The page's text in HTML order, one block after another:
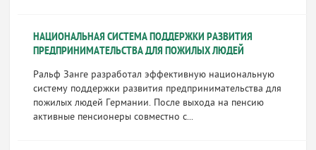
НАЦИОНАЛЬНАЯ СИСТЕМА ПОДДЕРЖКИ РАЗВИТИЯ
ПРЕДПРИНИМАТЕЛЬСТВА ДЛЯ ПОЖИЛЫХ ЛЮДЕЙ
Ральф Занге разработал эффективную национальную
систему поддержки развития предпринимательства для
пожилых людей Германии. После выхода на пенсию
активные пенсионеры совместно с...